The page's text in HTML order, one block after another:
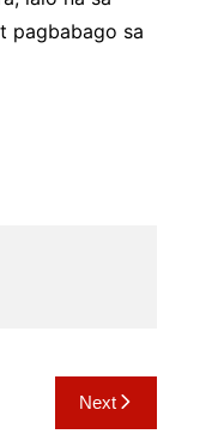
pagbabago sa
Next